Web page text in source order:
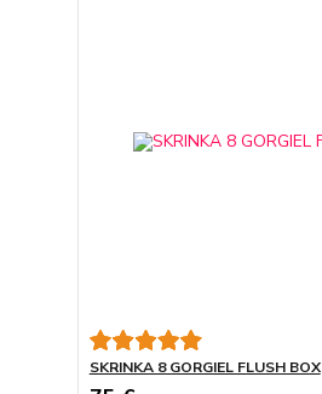
SKRINKA 8 GORGIEL FLUSH BOX